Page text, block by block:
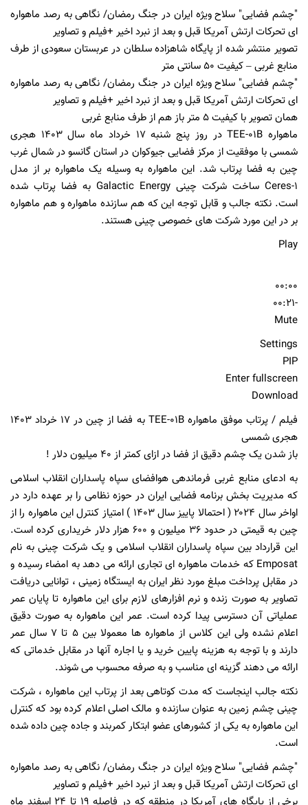
"چشم فضایی" سلاح ویژه ایران در جنگ رمضان/ نگاهی به رصد ماهواره
ای تحرکات ارتش آمریکا قبل و بعد از نبرد اخیر +فیلم و تصاویر
تصویر منتشر شده از پایگاه شاهزاده سلطان در عربستان سعودی از طرف
منابع غربی – کیفیت ۵۰ سانتی متر
"چشم فضایی" سلاح ویژه ایران در جنگ رمضان/ نگاهی به رصد ماهواره
ای تحرکات ارتش آمریکا قبل و بعد از نبرد اخیر +فیلم و تصاویر
همان تصویر با کیفیت ۵ متر باز هم از طرف منابع غربی
ماهواره TEE-۰۱B در روز پنج شنبه ۱۷ خرداد ماه سال ۱۴۰۳ هجری
شمسی با موفقیت از مرکز فضایی جیوکوان در استان گانسو در شمال غرب
چین به فضا پرتاب شد. این ماهواره به وسیله یک ماهواره بر از مدل
Ceres-۱ ساخت شرکت چینی Galactic Energy به فضا پرتاب شده
است. نکته جالب و قابل توجه این که هم سازنده ماهواره و هم ماهواره
بر در این مورد شرکت های خصوصی چینی هستند.
Play
00:00
-00:21
Mute
Settings
PIP
Enter fullscreen
Download
فیلم / پرتاب موفق ماهواره TEE-۰۱B به فضا از چین در ۱۷ خرداد ۱۴۰۳
هجری شمسی
باز شدن یک چشم دقیق از فضا در ازای کمتر از ۴۰ میلیون دلار !
به ادعای منابع غربی فرماندهی هوافضای سپاه پاسداران انقلاب اسلامی
که مدیریت بخش برنامه فضایی ایران در حوزه نظامی را بر عهده دارد در
اواخر سال ۲۰۲۴ ( احتمالا پاییز سال ۱۴۰۳ ) امتیاز کنترل این ماهواره را از
چین به قیمتی در حدود ۳۶ میلیون و ۶۰۰ هزار دلار خریداری کرده است.
این قرارداد بین سپاه پاسداران انقلاب اسلامی و یک شرکت چینی به نام
Emposat که خدمات ماهواره ای تجاری ارائه می دهد به امضاء رسیده و
در مقابل پرداخت مبلغ مورد نظر ایران به ایستگاه زمینی ، توانایی دریافت
تصاویر به صورت زنده و نرم افزارهای لازم برای این ماهواره تا پایان عمر
عملیاتی آن دسترسی پیدا کرده است. عمر این ماهواره به صورت دقیق
اعلام نشده ولی این کلاس از ماهواره ها معمولا بین ۵ تا ۷ سال عمر
دارند و با توجه به هزینه پایین خرید و یا اجاره آنها در مقابل خدماتی که
ارائه می دهند گزینه ای مناسب و به صرفه محسوب می شوند.
نکته جالب اینجاست که مدت کوتاهی بعد از پرتاب این ماهواره ، شرکت
چینی چشم زمین به عنوان سازنده و مالک اصلی اعلام کرده بود که کنترل
این ماهواره به یکی از کشورهای عضو ابتکار کمربند و جاده چین داده شده
است.
"چشم فضایی" سلاح ویژه ایران در جنگ رمضان/ نگاهی به رصد ماهواره
ای تحرکات ارتش آمریکا قبل و بعد از نبرد اخیر +فیلم و تصاویر